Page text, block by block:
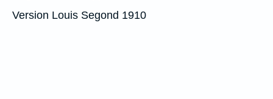
Version Louis Segond 1910